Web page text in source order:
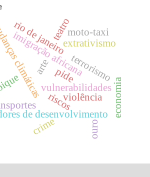
climáticas
riscos
vulnerabilidades economia
de desenvolvimento
imigração africana
rio de janeiro
arte
teatro
extrativismo
ouro
pide
violência
crime
terrorismo
moto-taxi